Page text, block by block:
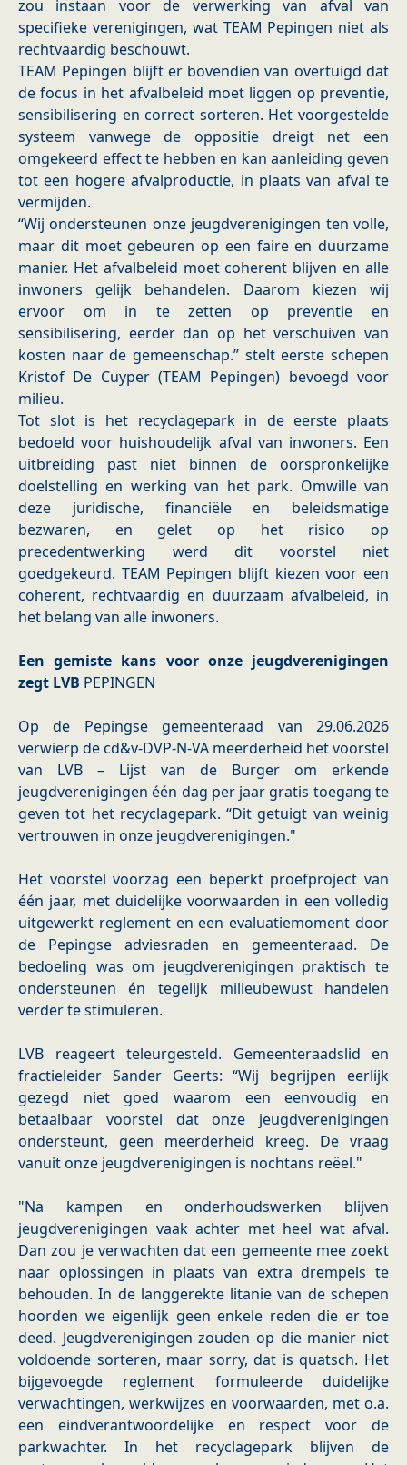
zou instaan voor de verwerking van afval van
specifieke verenigingen, wat TEAM Pepingen niet als
rechtvaardig beschouwt.
TEAM Pepingen blijft er bovendien van overtuigd dat
de focus in het afvalbeleid moet liggen op preventie,
sensibilisering en correct sorteren. Het voorgestelde
systeem vanwege de oppositie dreigt net een
omgekeerd effect te hebben en kan aanleiding geven
tot een hogere afvalproductie, in plaats van afval te
vermijden.
“Wij ondersteunen onze jeugdverenigingen ten volle,
maar dit moet gebeuren op een faire en duurzame
manier. Het afvalbeleid moet coherent blijven en alle
inwoners gelijk behandelen. Daarom kiezen wij
ervoor om in te zetten op preventie en
sensibilisering, eerder dan op het verschuiven van
kosten naar de gemeenschap.” stelt eerste schepen
Kristof De Cuyper (TEAM Pepingen) bevoegd voor
milieu.
Tot slot is het recyclagepark in de eerste plaats
bedoeld voor huishoudelijk afval van inwoners. Een
uitbreiding past niet binnen de oorspronkelijke
doelstelling en werking van het park. Omwille van
deze juridische, financiële en beleidsmatige
bezwaren, en gelet op het risico op
precedentwerking werd dit voorstel niet
goedgekeurd. TEAM Pepingen blijft kiezen voor een
coherent, rechtvaardig en duurzaam afvalbeleid, in
het belang van alle inwoners.
Een gemiste kans voor onze jeugdverenigingen
zegt LVB PEPINGEN
Op de Pepingse gemeenteraad van 29.06.2026
verwierp de cd&v-DVP-N-VA meerderheid het voorstel
van LVB – Lijst van de Burger om erkende
jeugdverenigingen één dag per jaar gratis toegang te
geven tot het recyclagepark. “Dit getuigt van weinig
vertrouwen in onze jeugdverenigingen."
Het voorstel voorzag een beperkt proefproject van
één jaar, met duidelijke voorwaarden in een volledig
uitgewerkt reglement en een evaluatiemoment door
de Pepingse adviesraden en gemeenteraad. De
bedoeling was om jeugdverenigingen praktisch te
ondersteunen én tegelijk milieubewust handelen
verder te stimuleren.
LVB reageert teleurgesteld. Gemeenteraadslid en
fractieleider Sander Geerts: “Wij begrijpen eerlijk
gezegd niet goed waarom een eenvoudig en
betaalbaar voorstel dat onze jeugdverenigingen
ondersteunt, geen meerderheid kreeg. De vraag
vanuit onze jeugdverenigingen is nochtans reëel."
"Na kampen en onderhoudswerken blijven
jeugdverenigingen vaak achter met heel wat afval.
Dan zou je verwachten dat een gemeente mee zoekt
naar oplossingen in plaats van extra drempels te
behouden. In de langgerekte litanie van de schepen
hoorden we eigenlijk geen enkele reden die er toe
deed. Jeugdverenigingen zouden op die manier niet
voldoende sorteren, maar sorry, dat is quatsch. Het
bijgevoegde reglement formuleerde duidelijke
verwachtingen, werkwijzes en voorwaarden, met o.a.
een eindverantwoordelijke en respect voor de
parkwachter. In het recyclagepark blijven de